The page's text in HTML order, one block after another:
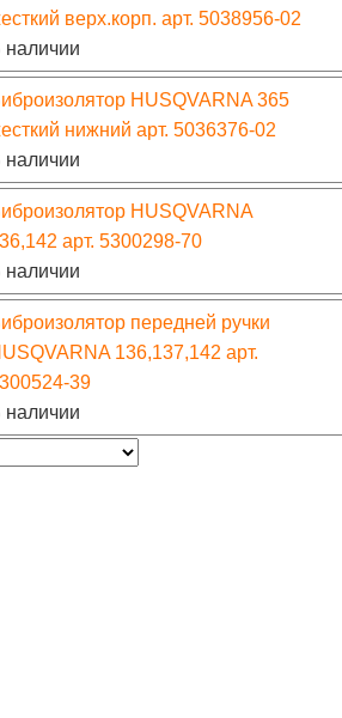
верх.корп. арт. 5038956-02
наличии
HUSQVARNA 365
нижний арт. 5036376-02
наличии
HUSQVARNA
арт. 5300298-70
наличии
передней ручки
136,137,142 арт.
39
наличии